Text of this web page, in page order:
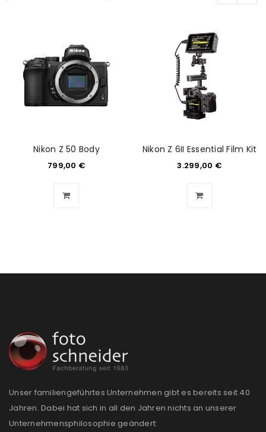
Nikon Z 50 Body
799,00 €
Nikon Z 6II Essential Film Kit
3.299,00 €
Unser familiengeführtes Unternehmen gibt es bereits seit 40
Jahren. Dabei hat sich in all den Jahren nichts an unserer
Unternehmensphilosophie geändert: